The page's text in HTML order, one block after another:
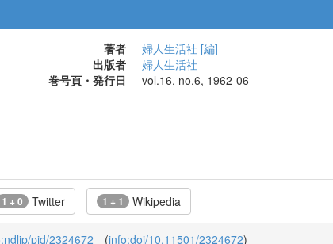
著者
婦人生活社 [編]
出版者
婦人生活社
巻号頁・発行日
vol.16, no.6, 1962-06
1 + 0 Twitter 1 + 1 Wikipedia
pid/2324672 (info:doi/10.11501/2324672)